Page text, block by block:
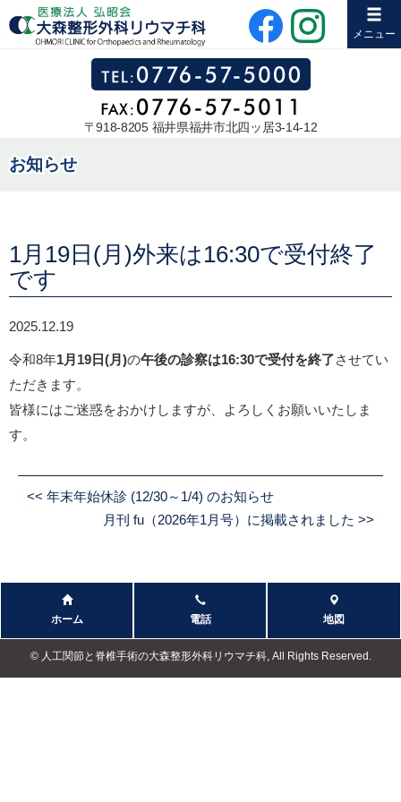
メニュー
〒918-8205 福井県福井市北四ッ居3-14-12
お知らせ
1月19日(月)外来は16:30で受付終了
です
2025.12.19
令和8年1月19日(月)の午後の診察は16:30で受付を終了させてい
ただきます。
皆様にはご迷惑をおかけしますが、よろしくお願いいたしま
す。
<< 年末年始休診 (12/30～1/4) のお知らせ
月刊 fu（2026年1月号）に掲載されました >>
ホーム 電話 地図
© 人工関節と脊椎手術の大森整形外科リウマチ科, All Rights Reserved.